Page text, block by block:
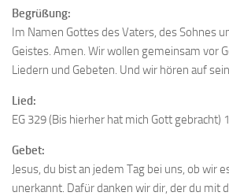
Begrüßung:
Im Namen Gottes des Vaters, des Sohnes
Geistes. Amen. Wir wollen gemeinsam vor
Liedern und Gebeten. Und wir hören auf
Lied:
EG 329 (Bis hierher hat mich Gott gebracht)
Gebet:
Jesus, du bist an jedem Tag bei uns, ob wir
unerkannt. Dafür danken wir dir, der du mit